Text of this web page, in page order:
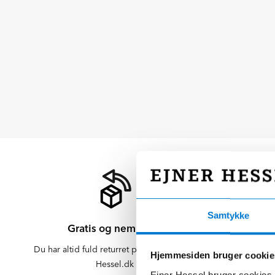
Samtykke
Hjemmesiden bruger
Gratis og nem retur
Du har altid fuld returret på varer købt på
Hessel.dk
Der er altid